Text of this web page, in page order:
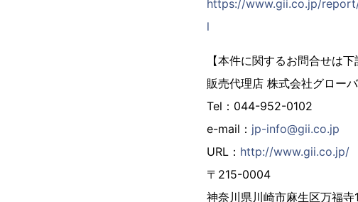
https://www.gii.co.jp/
l
【本件に関するお問合せは下
販売代理店 株式会社グロー
Tel：044-952-0102
e-mail： jp-info@gii.co.jp
URL： http://www.gii.co.jp/
〒215-0004
神奈川県川崎市麻生区万福